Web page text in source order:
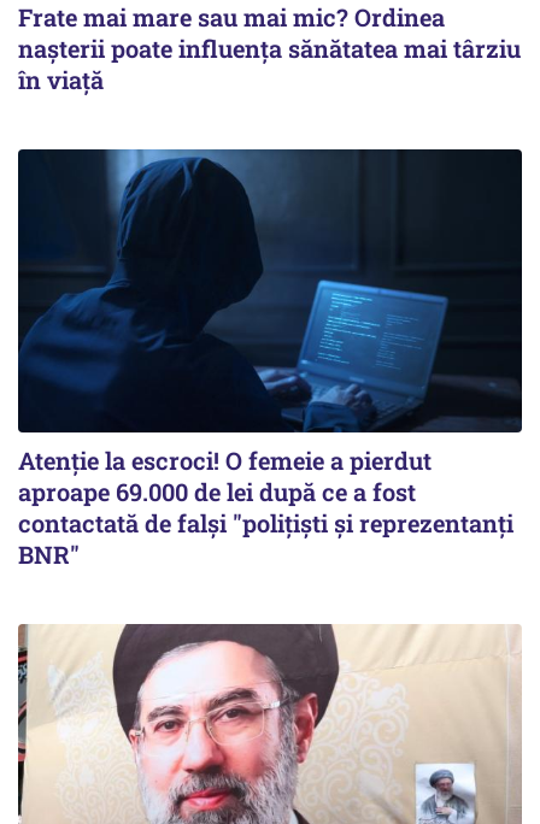
Frate mai mare sau mai mic? Ordinea
nașterii poate influența sănătatea mai târziu
în viață
Atenție la escroci! O femeie a pierdut
aproape 69.000 de lei după ce a fost
contactată de falși "polițiști și reprezentanți
BNR"